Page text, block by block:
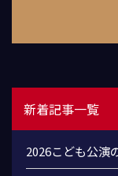
新着記事一覧
2026こども公演